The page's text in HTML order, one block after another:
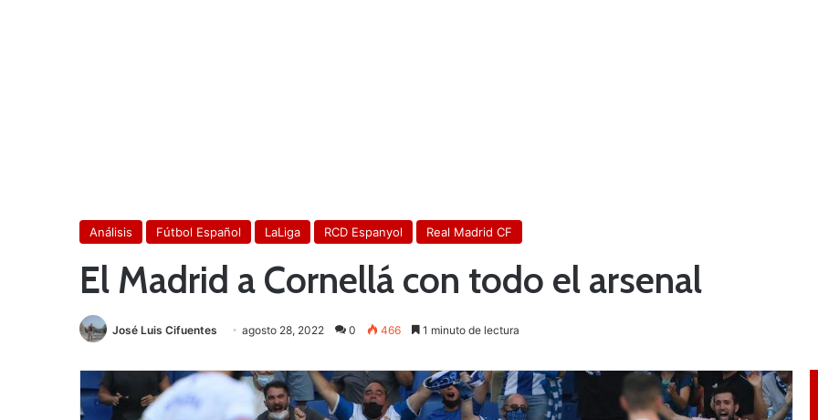
Análisis Fútbol Español LaLiga RCD Espanyol Real Madrid CF
El Madrid a Cornellá con todo el arsenal
José Luis Cifuentes agosto 28, 2022 0 466 1 minuto de lectura